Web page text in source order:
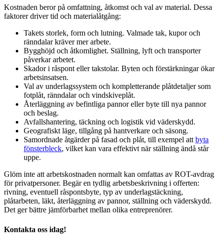
Kostnaden beror på omfattning, åtkomst och val av material. Dessa
faktorer driver tid och materialåtgång:
Takets storlek, form och lutning. Valmade tak, kupor och
ränndalar kräver mer arbete.
Bygghöjd och åtkomlighet. Ställning, lyft och transporter
påverkar arbetet.
Skador i råspont eller takstolar. Byten och förstärkningar ökar
arbetsinsatsen.
Val av underlagssystem och kompletterande plåtdetaljer som
fotplåt, ränndalar och vindskiveplåt.
Återläggning av befintliga pannor eller byte till nya pannor
och beslag.
Avfallshantering, täckning och logistik vid väderskydd.
Geografiskt läge, tillgång på hantverkare och säsong.
Samordnade åtgärder på fasad och plåt, till exempel att byta
fönsterbleck, vilket kan vara effektivt när ställning ändå står
uppe.
Glöm inte att arbetskostnaden normalt kan omfattas av ROT-avdrag
för privatpersoner. Begär en tydlig arbetsbeskrivning i offerten:
rivning, eventuell råspontsbyte, typ av underlagstäckning,
plåtarbeten, läkt, återläggning av pannor, ställning och väderskydd.
Det ger bättre jämförbarhet mellan olika entreprenörer.
Kontakta oss idag!